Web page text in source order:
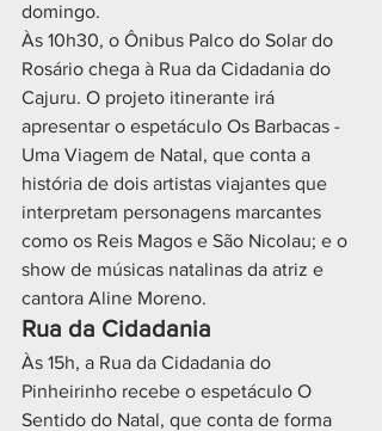
domingo.
Às 10h30, o Ônibus Palco do Solar do
Rosário chega à Rua da Cidadania do
Cajuru. O projeto itinerante irá
apresentar o espetáculo Os Barbacas -
Uma Viagem de Natal, que conta a
história de dois artistas viajantes que
interpretam personagens marcantes
como os Reis Magos e São Nicolau; e o
show de músicas natalinas da atriz e
cantora Aline Moreno.
Rua da Cidadania
Às 15h, a Rua da Cidadania do
Pinheirinho recebe o espetáculo O
Sentido do Natal, que conta de forma